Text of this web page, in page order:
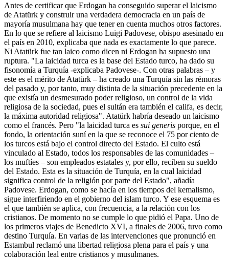
Antes de certificar que Erdogan ha conseguido superar el laicismo
de Atatürk y construir una verdadera democracia en un país de
mayoría musulmana hay que tener en cuenta muchos otros factores.
En lo que se refiere al laicismo Luigi Padovese, obispo asesinado en
el país en 2010, explicaba que nada es exactamente lo que parece.
Ni Atatürk fue tan laico como dicen ni Erdogan ha supuesto una
ruptura. "La laicidad turca es la base del Estado turco, ha dado su
fisonomía a Turquía -explicaba Padovese-. Con otras palabras – y
este es el mérito de Atatürk – ha creado una Turquía sin las rémoras
del pasado y, por tanto, muy distinta de la situación precedente en la
que existía un desmesurado poder religioso, un control de la vida
religiosa de la sociedad, pues el sultán era también el califa, es decir,
la máxima autoridad religiosa". Atatürk habría deseado un laicismo
como el francés. Pero "la laicidad turca es sui generis porque, en el
fondo, la orientación suní en la que se reconoce el 75 por ciento de
los turcos está bajo el control directo del Estado. El culto está
vinculado al Estado, todos los responsables de las comunidades –
los muftíes – son empleados estatales y, por ello, reciben su sueldo
del Estado. Esta es la situación de Turquía, en la cual laicidad
significa control de la religión por parte del Estado", añadía
Padovese. Erdogan, como se hacía en los tiempos del kemalismo,
sigue interfiriendo en el gobierno del islam turco. Y ese esquema es
el que también se aplica, con frecuencia, a la relación con los
cristianos. De momento no se cumple lo que pidió el Papa. Uno de
los primeros viajes de Benedicto XVI, a finales de 2006, tuvo como
destino Turquía. En varias de las intervenciones que pronunció en
Estambul reclamó una libertad religiosa plena para el país y una
colaboración leal entre cristianos y musulmanes.